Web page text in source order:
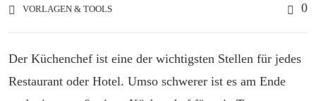
VORLAGEN & TOOLS 0
Der Küchenchef ist eine der wichtigsten Stellen für jedes
Restaurant oder Hotel. Umso schwerer ist es am Ende